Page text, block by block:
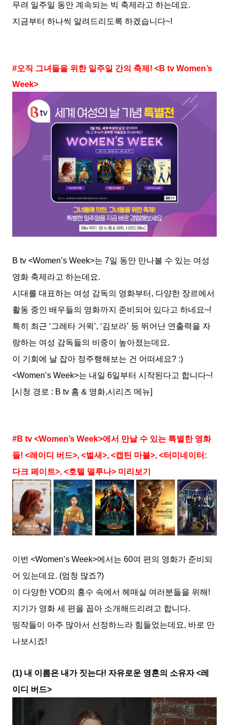
무려 일주일 동안 계속되는 빅 축제라고 하는데요.
지금부터 하나씩 알려드리도록 하겠습니다~!
#오직 그녀들을 위한 일주일 간의 축제! <B tv Women’s
Week>
B tv <Women’s Week>는 7일 동안 만나볼 수 있는 여성
영화 축제라고 하는데요.
시대를 대표하는 여성 감독의 영화부터, 다양한 장르에서
활동 중인 배우들의 영화까지 준비되어 있다고 하네요~!
특히 최근 ‘그레타 거윅’, ‘김보라’ 등 뛰어난 연출력을 자
랑하는 여성 감독들의 비중이 높아졌는데요.
이 기회에 날 잡아 정주행해보는 건 어떠세요? :)
<Women’s Week>는 내일 6일부터 시작된다고 합니다~!
[시청 경로 : B tv 홈 & 영화,시리즈 메뉴]
#B tv <Women’s Week>에서 만날 수 있는 특별한 영화
들! <레이디 버드>, <벌새>, <캡틴 마블>, <터미네이터:
다크 페이트>, <호텔 델루나> 미리보기
이번 <Women’s Week>에서는 60여 편의 영화가 준비되
어 있는데요. (엄청 많죠?)
이 다양한 VOD의 홍수 속에서 헤매실 여러분들을 위해!
지기가 영화 세 편을 꼽아 소개해드리려고 합니다.
띵작들이 아주 많아서 선정하느라 힘들었는데요, 바로 만
나보시죠!
(1) 내 이름은 내가 짓는다! 자유로운 영혼의 소유자 <레
이디 버드>